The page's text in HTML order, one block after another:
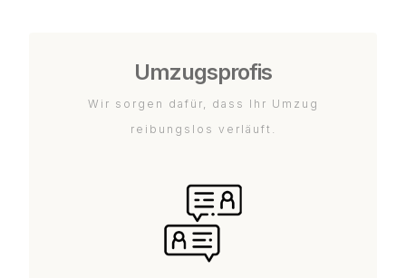
Umzugsprofis
Wir sorgen dafür, dass Ihr Umzug
reibungslos verläuft.